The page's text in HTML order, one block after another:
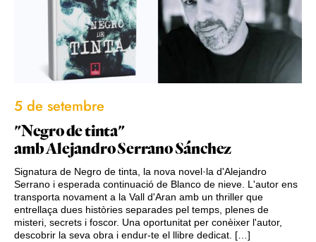
5 de setembre
"Negro de tinta"
amb Alejandro Serrano Sánchez
Signatura de Negro de tinta, la nova novel·la d'Alejandro
Serrano i esperada continuació de Blanco de nieve. L'autor ens
transporta novament a la Vall d'Aran amb un thriller que
entrellaça dues històries separades pel temps, plenes de
misteri, secrets i foscor. Una oportunitat per conèixer l'autor,
descobrir la seva obra i endur-te el llibre dedicat. […]